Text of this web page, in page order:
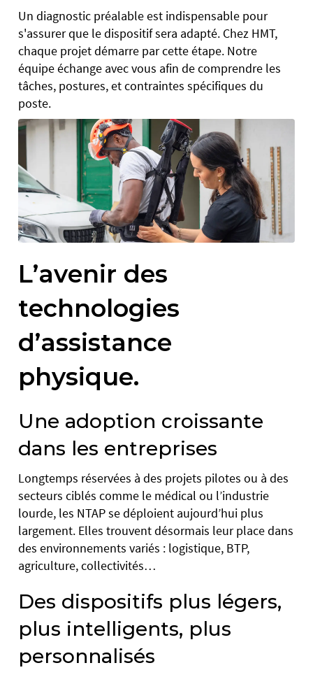
Un diagnostic préalable est indispensable pour
s'assurer que le dispositif sera adapté. Chez HMT,
chaque projet démarre par cette étape. Notre
équipe échange avec vous afin de comprendre les
tâches, postures, et contraintes spécifiques du
poste.
L’avenir des
technologies
d’assistance
physique.
Une adoption croissante
dans les entreprises
Longtemps réservées à des projets pilotes ou à des
secteurs ciblés comme le médical ou l’industrie
lourde, les NTAP se déploient aujourd’hui plus
largement. Elles trouvent désormais leur place dans
des environnements variés : logistique, BTP,
agriculture, collectivités…
Des dispositifs plus légers,
plus intelligents, plus
personnalisés